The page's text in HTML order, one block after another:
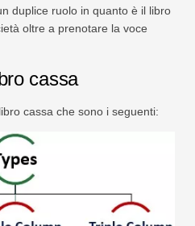
duplice ruolo in quanto è il libro
oltre a prenotare la voce
cassa
cassa che sono i seguenti: